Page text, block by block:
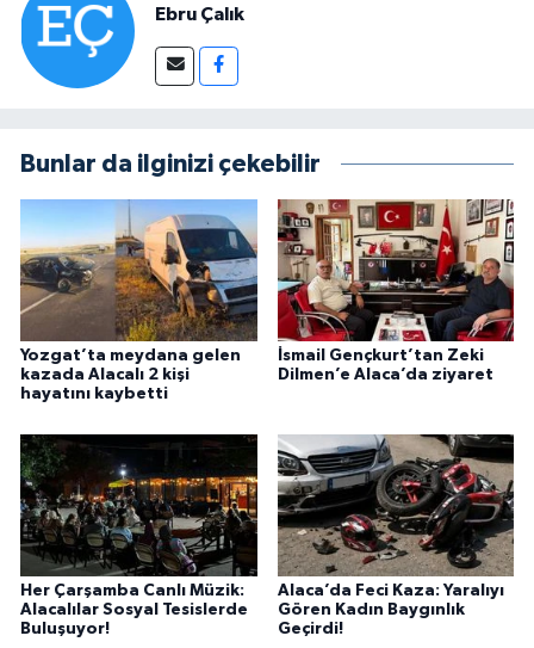
Ebru Çalık
Bunlar da ilginizi çekebilir
Yozgat’ta meydana gelen
kazada Alacalı 2 kişi
hayatını kaybetti
İsmail Gençkurt’tan Zeki
Dilmen’e Alaca’da ziyaret
Her Çarşamba Canlı Müzik:
Alacalılar Sosyal Tesislerde
Buluşuyor!
Alaca’da Feci Kaza: Yaralıyı
Gören Kadın Baygınlık
Geçirdi!